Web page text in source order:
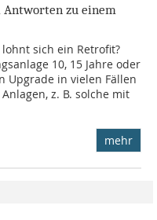
zu einem
sich ein Retrofit?
10, 15 Jahre oder
Upgrade in vielen Fällen
z. B. solche mit
mehr